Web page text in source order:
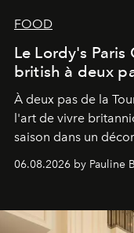
FOOD
Le Lordy's
british à deux
À deux pas de la
l'art de vivre
saison dans un
06.08.2026 by Pauline